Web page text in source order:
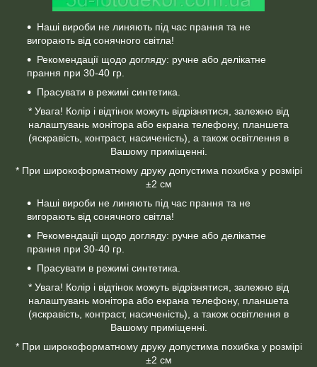
Наші вироби не линяють під час прання та не
вигорають від сонячного світла!
Рекомендації щодо догляду: ручне або делікатне
прання при 30-40 гр.
Прасувати в режимі синтетика.
* Увага! Колір і відтінок можуть відрізнятися, залежно від
налаштувань монітора або екрана телефону, планшета
(яскравість, контраст, насиченість), а також освітлення в
Вашому приміщенні.
* При широкоформатному друку допустима похибка у розмірі
±2 см
Наші вироби не линяють під час прання та не
вигорають від сонячного світла!
Рекомендації щодо догляду: ручне або делікатне
прання при 30-40 гр.
Прасувати в режимі синтетика.
* Увага! Колір і відтінок можуть відрізнятися, залежно від
налаштувань монітора або екрана телефону, планшета
(яскравість, контраст, насиченість), а також освітлення в
Вашому приміщенні.
* При широкоформатному друку допустима похибка у розмірі
±2 см